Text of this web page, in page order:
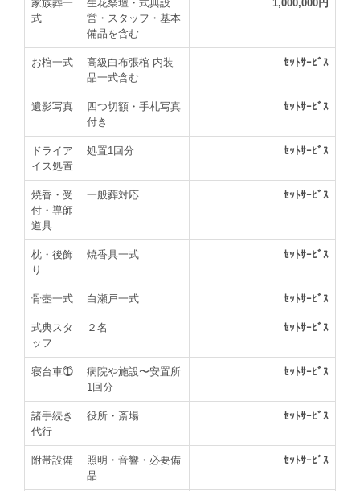
家族葬一
式
生花祭壇・式典設
営・スタッフ・基本
備品を含む
1,000,000円
お棺一式
高級白布張棺 内装
品一式含む
ｾｯﾄｻｰﾋﾞｽ
遺影写真
四つ切額・手札写真
付き
ｾｯﾄｻｰﾋﾞｽ
ドライア
イス処置
処置1回分 ｾｯﾄｻｰﾋﾞｽ
焼香・受
付・導師
道具
一般葬対応 ｾｯﾄｻｰﾋﾞｽ
枕・後飾
り
焼香具一式 ｾｯﾄｻｰﾋﾞｽ
骨壺一式 白瀬戸一式 ｾｯﾄｻｰﾋﾞｽ
式典スタ
ッフ
２名 ｾｯﾄｻｰﾋﾞｽ
寝台車⓵
病院や施設〜安置所
1回分
ｾｯﾄｻｰﾋﾞｽ
諸手続き
代行
役所・斎場 ｾｯﾄｻｰﾋﾞｽ
附帯設備
照明・音響・必要備
品
ｾｯﾄｻｰﾋﾞｽ